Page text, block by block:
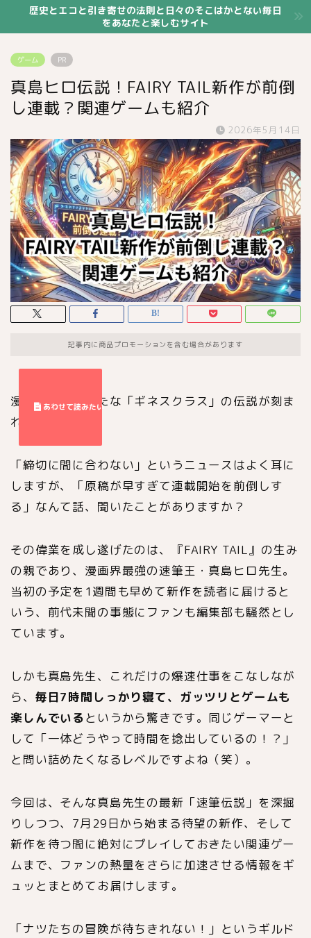
歴史とエコと引き寄せの法則と日々のそこはかとない毎日
をあなたと楽しむサイト
ゲーム PR
真島ヒロ伝説！FAIRY TAIL新作が前倒
し連載？関連ゲームも紹介
2026年5月14日
記事内に商品プロモーションを含む場合があります
漫画界にまた新たな「ギネスクラス」の伝説が刻ま
れましたね。
「締切に間に合わない」というニュースはよく耳に
しますが、「原稿が早すぎて連載開始を前倒しす
る」なんて話、聞いたことがありますか？
その偉業を成し遂げたのは、『FAIRY TAIL』の生み
の親であり、漫画界最強の速筆王・真島ヒロ先生。
当初の予定を1週間も早めて新作を読者に届けると
いう、前代未聞の事態にファンも編集部も騒然とし
ています。
しかも真島先生、これだけの爆速仕事をこなしなが
ら、 毎日7時間しっかり寝て、ガッツリとゲームも
楽しんでいる というから驚きです。同じゲーマーと
して「一体どうやって時間を捻出しているの！？」
と問い詰めたくなるレベルですよね（笑）。
今回は、そんな真島先生の最新「速筆伝説」を深掘
りしつつ、7月29日から始まる待望の新作、そして
新作を待つ間に絶対にプレイしておきたい関連ゲー
ムまで、ファンの熱量をさらに加速させる情報をギ
ュッとまとめてお届けします。
「ナツたちの冒険が待ちきれない！」というギルド